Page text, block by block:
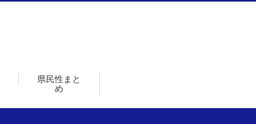
県民性まと
め